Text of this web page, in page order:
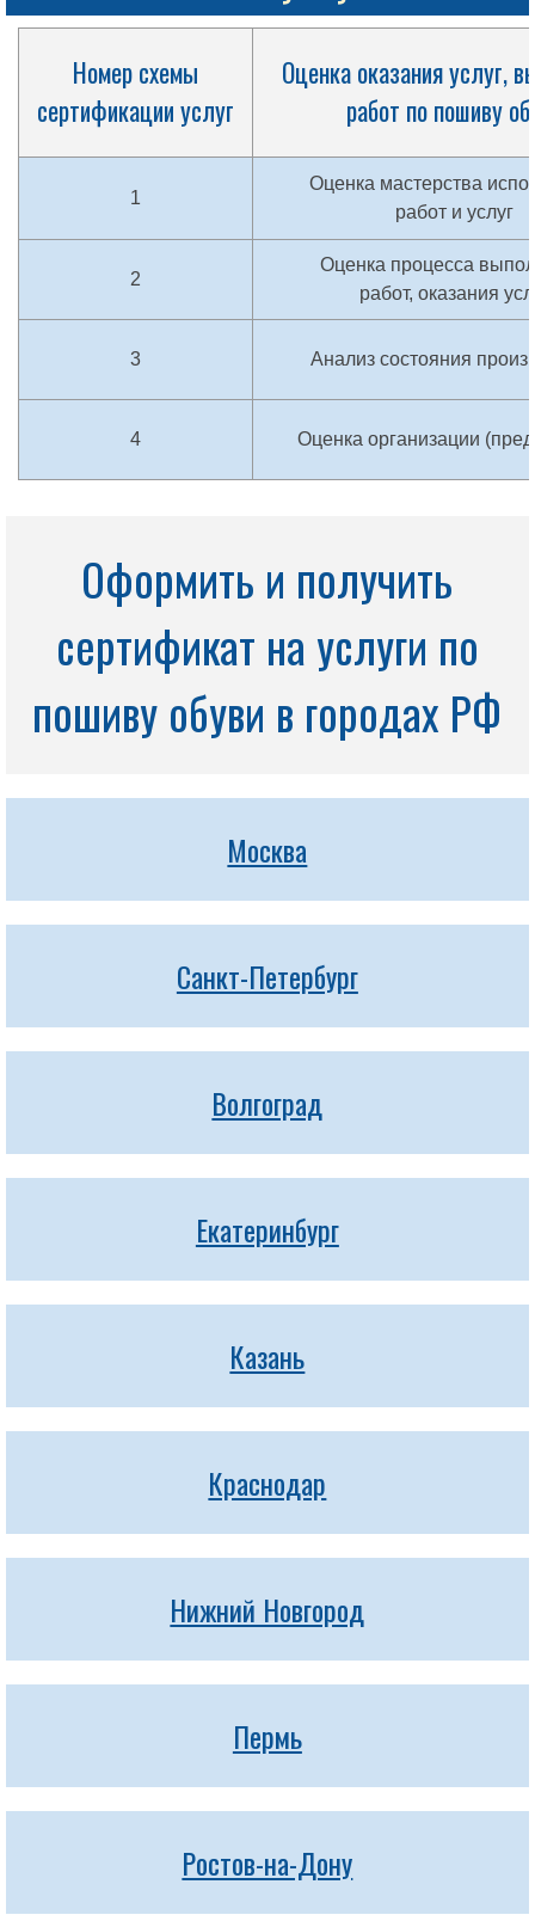
Номер схемы
сертификации услуг
Оценка оказания услуг,
работ по пошиву
1
Оценка мастерства
работ и услуг
2
Оценка процесса
работ, оказания
3 Анализ состояния
4 Оценка организации
Оформить и получить
сертификат на услуги по
пошиву обуви в городах РФ
Москва
Санкт-Петербург
Волгоград
Екатеринбург
Казань
Краснодар
Нижний Новгород
Пермь
Ростов-на-Дону